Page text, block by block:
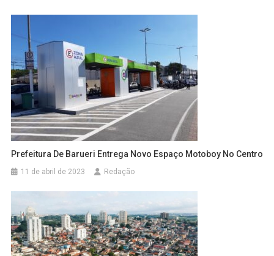
Prefeitura De Barueri Entrega Novo Espaço Motoboy No Centro
11 de abril de 2023 Redação